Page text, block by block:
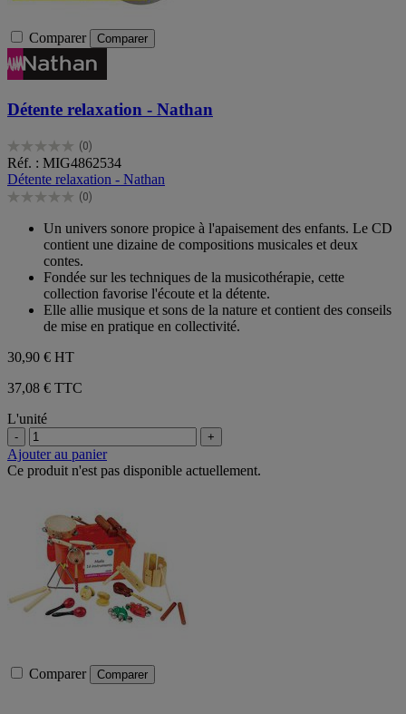
Comparer Comparer
Détente relaxation - Nathan
(0)
0.0
sur
5
étoiles.
Réf. : MIG4862534
Détente relaxation - Nathan
(0)
0.0
étoiles.
Un univers sonore propice à l'apaisement des enfants. Le CD
contient une dizaine de compositions musicales et deux
contes.
Fondée sur les techniques de la musicothérapie, cette
collection favorise l'écoute et la détente.
Elle allie musique et sons de la nature et contient des conseils
de mise en pratique en collectivité.
30,90 € HT
37,08 € TTC
L'unité
- +
Ajouter au panier
Ce produit n'est pas disponible actuellement.
Comparer Comparer